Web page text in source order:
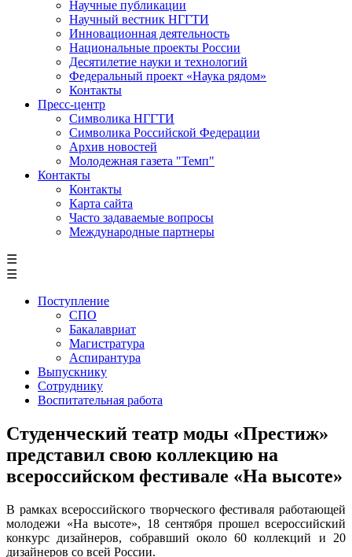
Научные публикации
Научный вестник НГГТИ
Инновационная деятельность
Национальные проекты России
Десятилетие науки и технологий
Федеральный проект «Наука рядом»
Контакты
Пресс-центр
Символика НГГТИ
Символика Российской Федерации
Архив новостей
Молодежная газета "Темп"
Контакты
Контакты
Карта сайта
Часто задаваемые вопросы
Международные партнеры
☰
☰
Поступление
СПО
Бакалавриат
Магистратура
Аспирантура
Выпускнику
Сотруднику
Воспитательная работа
Студенческий театр моды «Престиж»
представил свою коллекцию на
всероссийском фестивале «На высоте»
В рамках всероссийского творческого фестиваля работающей
молодежи «На высоте», 18 сентября прошел всероссийский
конкурс дизайнеров, собравший около 60 коллекций и 20
дизайнеров со всей России.